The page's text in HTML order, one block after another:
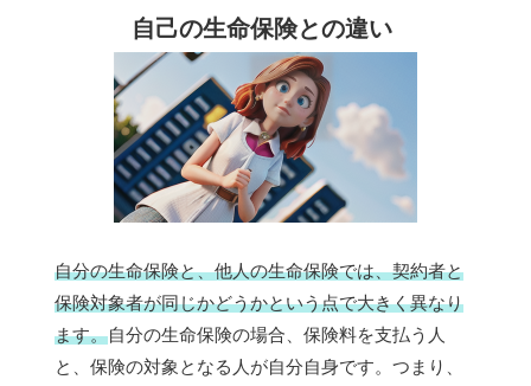
自己の生命保険との違い
自分の生命保険と、他人の生命保険では、契約者と
保険対象者が同じかどうかという点で大きく異なり
ます。自分の生命保険の場合、保険料を支払う人
と、保険の対象となる人が自分自身です。つまり、